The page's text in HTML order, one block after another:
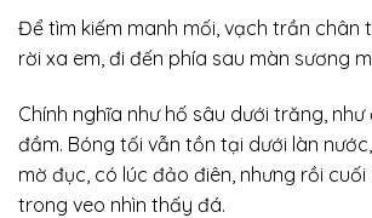
Để tìm kiếm manh mối, vạch trần chân
rời xa em, đi đến phía sau màn sương
Chính nghĩa như hố sâu dưới trăng,
đầm. Bóng tối vẫn tồn tại dưới làn
mờ đục, có lúc đảo điên, nhưng rồi
trong veo nhìn thấy đá.